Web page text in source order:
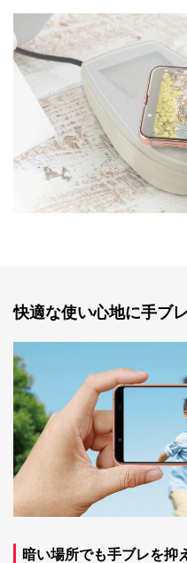
快適な使い心地に手ブ
暗い場所でも手ブレを抑